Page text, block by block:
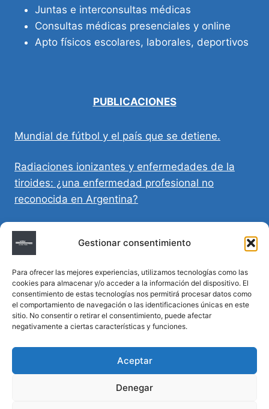
Gestionar consentimiento
Para ofrecer las mejores experiencias, utilizamos tecnologías como las
cookies para almacenar y/o acceder a la información del dispositivo. El
consentimiento de estas tecnologías nos permitirá procesar datos como
el comportamiento de navegación o las identificaciones únicas en este
sitio. No consentir o retirar el consentimiento, puede afectar
negativamente a ciertas características y funciones.
Aceptar
Denegar
Juntas e interconsultas médicas
Consultas médicas presenciales y online
Apto físicos escolares, laborales, deportivos
PUBLICACIONES
Mundial de fútbol y el país que se detiene.
Radiaciones ionizantes y enfermedades de la
tiroides: ¿una enfermedad profesional no
reconocida en Argentina?
Directivas Médicas Anticipadas en Córdoba:
requisitos, registro y validez legal
Sumar vida a los años: decálogo para un
envejecimiento saludable
Determinación de la hora de muerte en